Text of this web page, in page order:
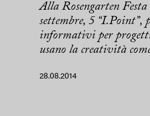
Alla Rosengarten
settembre, 5 “I.Point”,
informativi per
usano la creatività
28.08.2014